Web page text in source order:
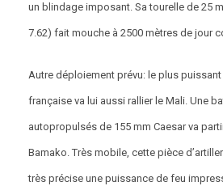
un blindage imposant. Sa tourelle de 25
7.62) fait mouche à 2500 mètres de jour
Autre déploiement prévu: le plus puissant
française va lui aussi rallier le Mali. Une
autopropulsés de 155 mm Caesar va
Bamako. Très mobile, cette pièce
très précise une puissance de feu